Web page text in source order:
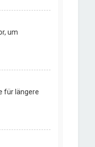
um
für längere